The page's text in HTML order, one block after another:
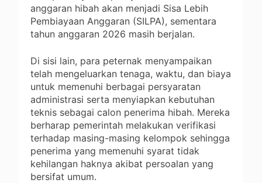
anggaran hibah akan menjadi Sisa Lebih
Pembiayaan Anggaran (SILPA), sementara
tahun anggaran 2026 masih berjalan.
Di sisi lain, para peternak menyampaikan
telah mengeluarkan tenaga, waktu, dan biaya
untuk memenuhi berbagai persyaratan
administrasi serta menyiapkan kebutuhan
teknis sebagai calon penerima hibah. Mereka
berharap pemerintah melakukan verifikasi
terhadap masing-masing kelompok sehingga
penerima yang memenuhi syarat tidak
kehilangan haknya akibat persoalan yang
bersifat umum.